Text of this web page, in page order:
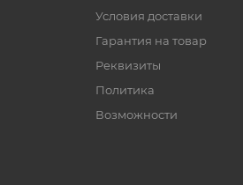
Условия доставки
Гарантия на товар
Реквизиты
Политика
Возможности